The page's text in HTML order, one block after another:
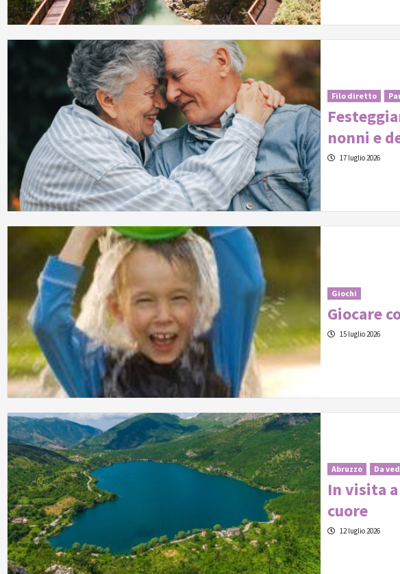
Filo diretto
nonni e
17 luglio 2026
Giochi
Giocare
15 luglio 2026
Abruzzo Da
In visita
cuore
12 luglio 2026